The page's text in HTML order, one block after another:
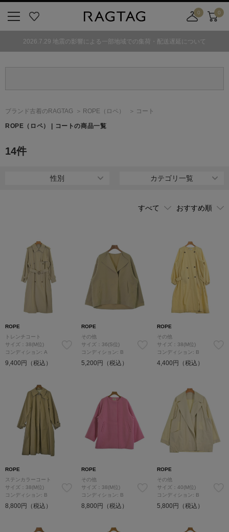
気
0
舗
カ
0
2026.7.29 地震の影響による一部地域での集荷・配送遅延について
ブランド古着のRAGTAG ROPE （ロペ） コート
ROPE （ロペ） | コートの商品一覧
14件
性別 カテゴリ一覧
ROPE
トレンチコート
サイズ：38(M位)
コンディション: A
9,400円（税込）
ROPE
その他
サイズ：36(S位)
コンディション: B
5,200円（税込）
ROPE
その他
サイズ：38(M位)
コンディション: B
4,400円（税込）
ROPE
ステンカラーコート
サイズ：38(M位)
コンディション: B
8,800円（税込）
ROPE
その他
サイズ：38(M位)
コンディション: B
8,800円（税込）
ROPE
その他
サイズ：40(M位)
コンディション: B
5,800円（税込）